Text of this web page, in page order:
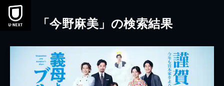
本文へスキップ
「今野麻美」の検索結果